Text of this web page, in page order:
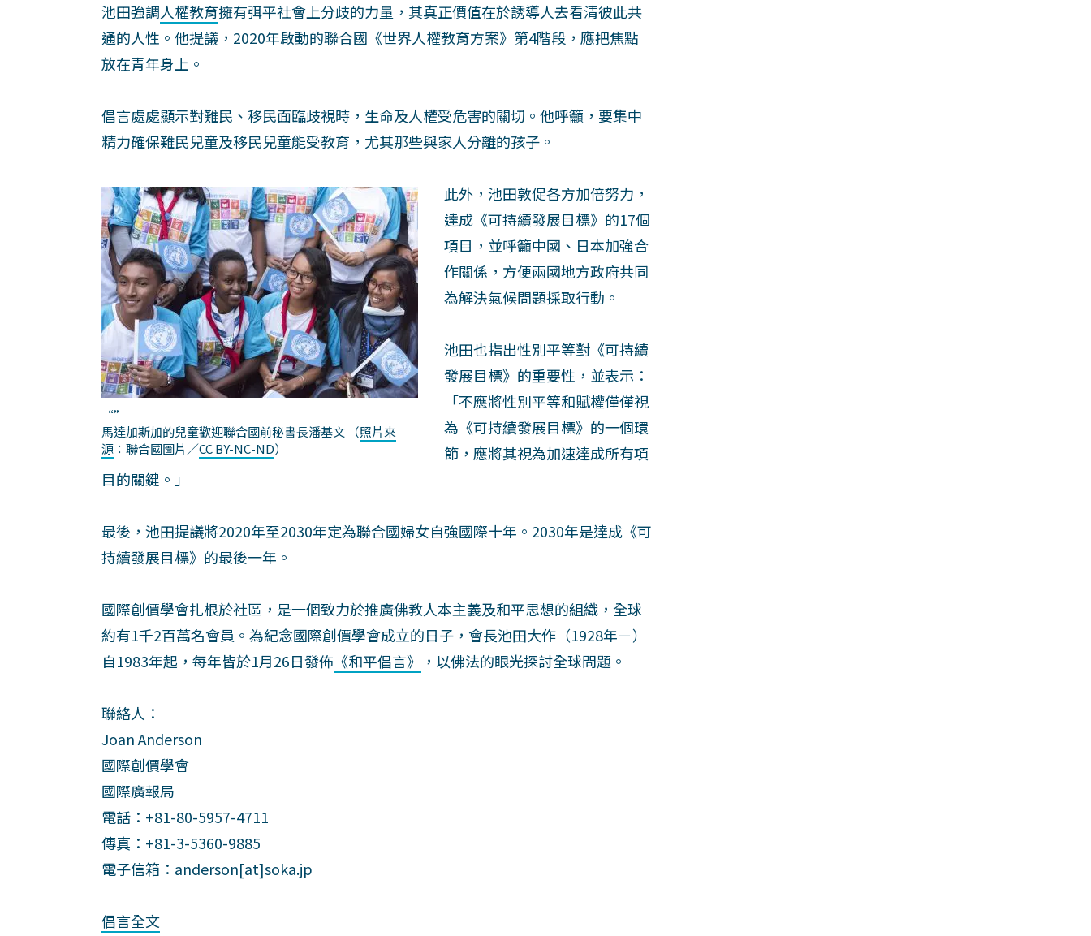
池田強調人權教育擁有弭平社會上分歧的力量，其真正價值在於誘導人去看清彼此共
通的人性。他提議，2020年啟動的聯合國《世界人權教育方案》第4階段，應把焦點
放在青年身上。
倡言處處顯示對難民、移民面臨歧視時，生命及人權受危害的關切。他呼籲，要集中
精力確保難民兒童及移民兒童能受教育，尤其那些與家人分離的孩子。
“”
馬達加斯加的兒童歡迎聯合國前秘書長潘基文
（照片來
源 ：聯合國圖片／CC BY-NC-ND）
此外，池田敦促各方加倍努力，
達成《可持續發展目標》的17個
項目，並呼籲中國、日本加強合
作關係，方便兩國地方政府共同
為解決氣候問題採取行動。
池田也指出性別平等對《可持續
發展目標》的重要性，並表示：
「不應將性別平等和賦權僅僅視
為《可持續發展目標》的一個環
節，應將其視為加速達成所有項
目的關鍵。」
最後，池田提議將2020年至2030年定為聯合國婦女自強國際十年。2030年是達成《可
持續發展目標》的最後一年。
國際創價學會扎根於社區，是一個致力於推廣佛教人本主義及和平思想的組織，全球
約有1千2百萬名會員。為紀念國際創價學會成立的日子，會長池田大作（1928年－）
自1983年起，每年皆於1月26日發佈 《和平倡言》 ，以佛法的眼光探討全球問題。
聯絡人：
Joan Anderson
國際創價學會
國際廣報局
電話：+81-80-5957-4711
傳真：+81-3-5360-9885
電子信箱：anderson[at]soka.jp
倡言全文